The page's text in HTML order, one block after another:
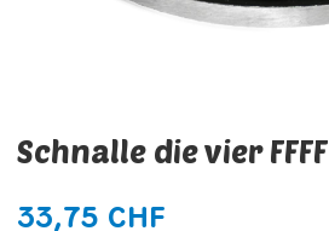
Schnalle die vier FFFF
33,75 CHF